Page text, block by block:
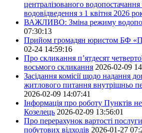
централізованого
водовідведення з 1 квітня 2026
ВАЖЛИВО: Зміна режиму
07:30:13
Прийом громадян юристом БФ
02-24 14:59:16
Про скликання п’ятдесят
восьмого скликання 2026-02-09
Засідання комісії щодо надання
житлового питання внутрішньо
2026-02-09 14:07:41
Інформація про роботу Пунктів
Козелець 2026-02-09 13:56:01
Про перерахунок вартості
побутових відходів 2026-01-27